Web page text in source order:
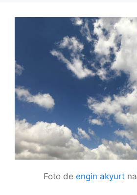
Foto de engin akyurtna